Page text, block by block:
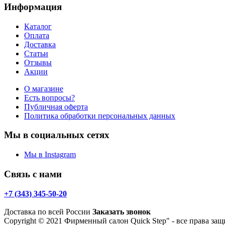
Информация
Каталог
Оплата
Доставка
Статьи
Отзывы
Акции
О магазине
Есть вопросы?
Публичная оферта
Политика обработки персональных данных
Мы в социальных сетях
Мы в Instagram
Связь с нами
+7 (343) 345-50-20
Доставка по всей России Заказать звонок
Copyright © 2021 Фирменный салон Quick Step" - все права